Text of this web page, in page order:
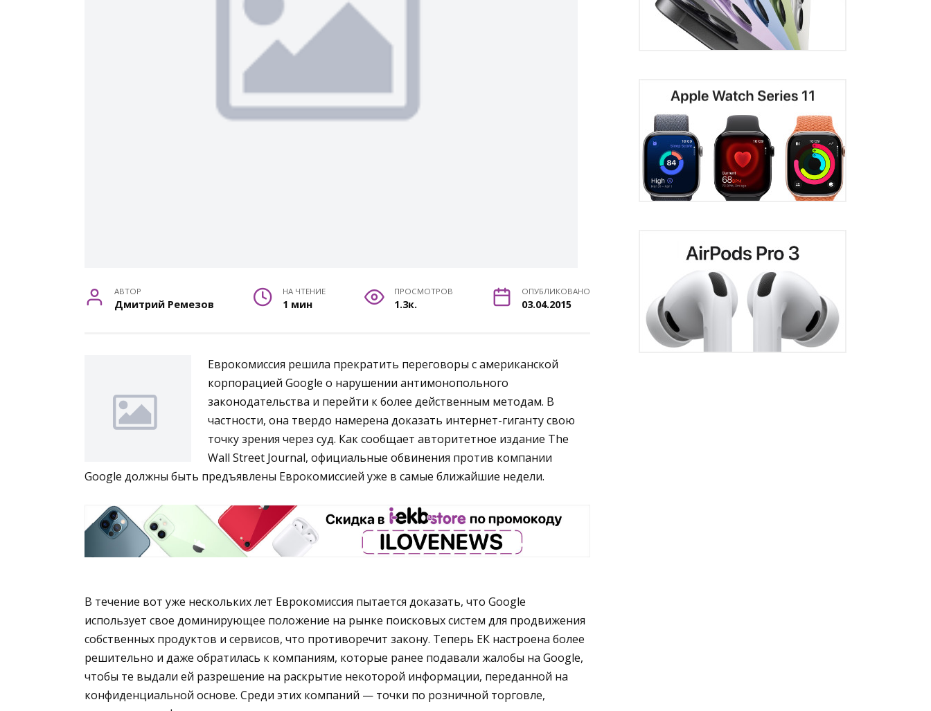
АВТОР
Дмитрий Ремезов
НА ЧТЕНИЕ
1 мин
ПРОСМОТРОВ
1.3к.
ОПУБЛИКОВАНО
03.04.2015
Еврокомиссия решила прекратить переговоры с американской
корпорацией Google о нарушении антимонопольного
законодательства и перейти к более действенным методам. В
частности, она твердо намерена доказать интернет-гиганту свою
точку зрения через суд. Как сообщает авторитетное издание The
Wall Street Journal, официальные обвинения против компании
Google должны быть предъявлены Еврокомиссией уже в самые ближайшие недели.
В течение вот уже нескольких лет Еврокомиссия пытается доказать, что Google
использует свое доминирующее положение на рынке поисковых систем для продвижения
собственных продуктов и сервисов, что противоречит закону. Теперь ЕК настроена более
решительно и даже обратилась к компаниям, которые ранее подавали жалобы на Google,
чтобы те выдали ей разрешение на раскрытие некоторой информации, переданной на
конфиденциальной основе. Среди этих компаний — точки по розничной торговле,